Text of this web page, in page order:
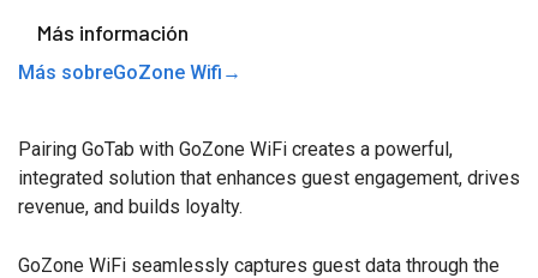
Más información
Más sobreGoZone Wifi →
Pairing GoTab with GoZone WiFi creates a powerful,
integrated solution that enhances guest engagement, drives
revenue, and builds loyalty.
GoZone WiFi seamlessly captures guest data through the